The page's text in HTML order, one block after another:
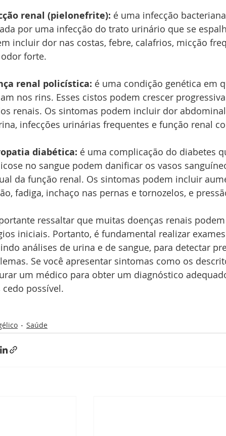
renal (pielonefrite): é uma infecção
por uma infecção do trato urinário que se
incluir dor nas costas, febre, calafrios, micção
forte.
renal policística: é uma condição genética em
nos rins. Esses cistos podem crescer
renais. Os sintomas podem incluir dor
infecções urinárias frequentes e função renal
diabética: é uma complicação do diabetes
no sangue podem danificar os vasos
da função renal. Os sintomas podem incluir
fadiga, inchaço nas pernas e tornozelos, e
ressaltar que muitas doenças renais
iniciais. Portanto, é fundamental realizar
análises de urina e de sangue, para detectar
Se você apresentar sintomas como os
um médico para obter um diagnóstico
cedo possível.
Saúde